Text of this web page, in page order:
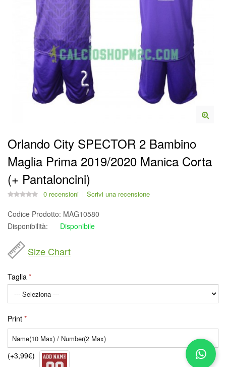
Orlando City SPECTOR 2 Bambino
Maglia Prima 2019/2020 Manica Corta
(+ Pantaloncini)
0 recensioni Scrivi una recensione
Codice Prodotto: MAG10580
Disponibilità:
Disponibile
Size Chart
Taglia
Print
(+3,99€)